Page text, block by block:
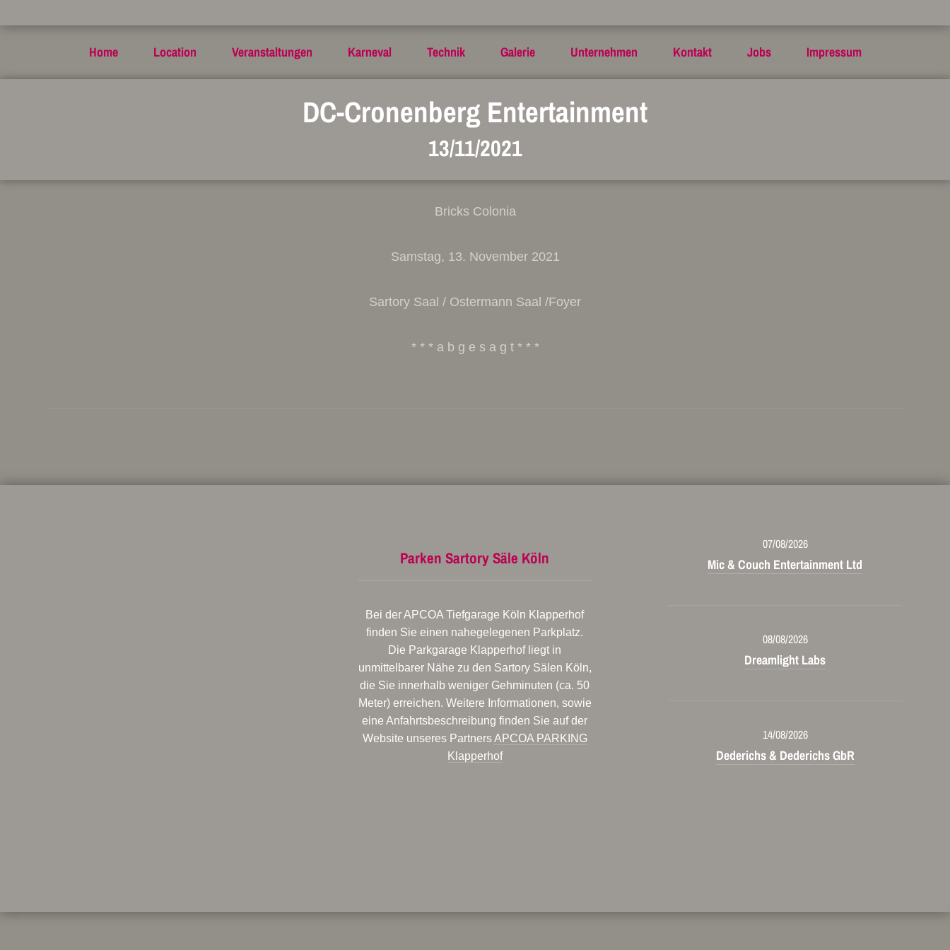
Home Location Veranstaltungen Karneval Technik Galerie Unternehmen Kontakt Jobs Impressum
DC-Cronenberg Entertainment
13/11/2021
Bricks Colonia
Samstag, 13. November 2021
Sartory Saal / Ostermann Saal /Foyer
* * * a b g e s a g t * * *
Parken Sartory Säle Köln
Bei der APCOA Tiefgarage Köln Klapperhof
finden Sie einen nahegelegenen Parkplatz.
Die Parkgarage Klapperhof liegt in
unmittelbarer Nähe zu den Sartory Sälen Köln,
die Sie innerhalb weniger Gehminuten (ca. 50
Meter) erreichen. Weitere Informationen, sowie
eine Anfahrtsbeschreibung finden Sie auf der
Website unseres PartnersAPCOA PARKING
Klapperhof
07/08/2026
Mic & Couch Entertainment Ltd
08/08/2026
Dreamlight Labs
14/08/2026
Dederichs & Dederichs GbR